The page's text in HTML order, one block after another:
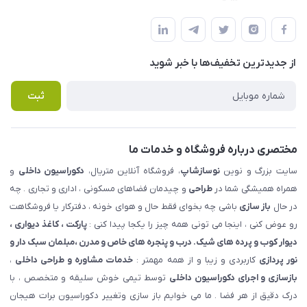
املاک مدنی - نوساز شاپ
لیست محصولات
درباره ما
قوانین و مقررات
حریم خصوصی
راهنما
پرسش های متداول
از جدید‌ترین تخفیف‌ها با‌ خبر شوید
ثبت
مختصری درباره فروشگاه و خدمات ما
سایت بزرگ و نویننوسازشاپ، فروشگاه آنلاین متریال، دکوراسیون داخلی و
همراه همیشگی شما درطراحی و چیدمان فضاهای مسکونی ، اداری و تجاری . چه
در حال باز سازی باشی چه بخوای فقط حال و هوای خونه ، دفترکار یا فروشگاهت
رو عوض کنی ، اینجا می تونی همه چیز را یکجا پیدا کنی :پارکت ، کاغذ دیواری ،
دیوار کوب و پرده های شیک. درب و پنجره های خاص و مدرن ،مبلمان سبک دار و
نور پردازی کاربردی و زیبا و از همه مهمتر : خدمات مشاوره و طراحی داخلی ،
بازسازی و اجرای دکوراسیون داخلی توسط تیمی خوش سلیقه و متخصص ، با
درک دقیق از هر فضا . ما می خوایم باز سازی وتغییر دکوراسیون برات هیجان